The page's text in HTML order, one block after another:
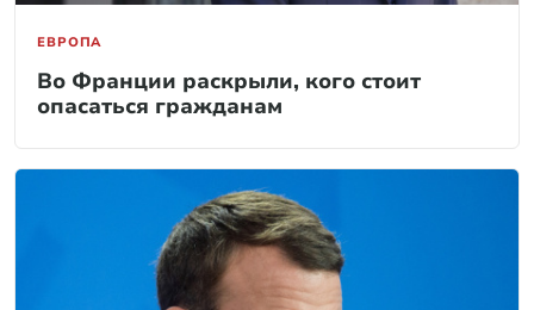
ЕВРОПА
Во Франции раскрыли, кого стоит
опасаться гражданам